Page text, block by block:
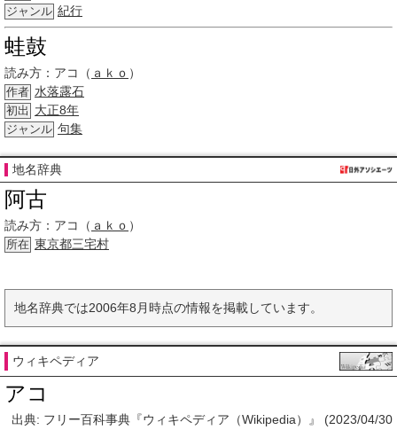
ジャンル 紀行
蛙鼓
読み方： アコ（ ａｋｏ ）
作者 水落露石
初出 大正8年
ジャンル 句集
地名辞典
阿古
読み方： アコ（ ａｋｏ ）
所在 東京都三宅村
地名辞典では2006年8月時点の情報を掲載しています。
ウィキペディア
アコ
出典: フリー百科事典『ウィキペディア（Wikipedia）』 (2023/04/30